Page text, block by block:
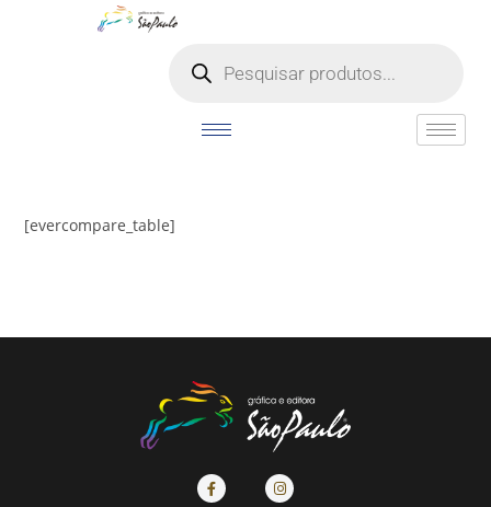
[evercompare_table]